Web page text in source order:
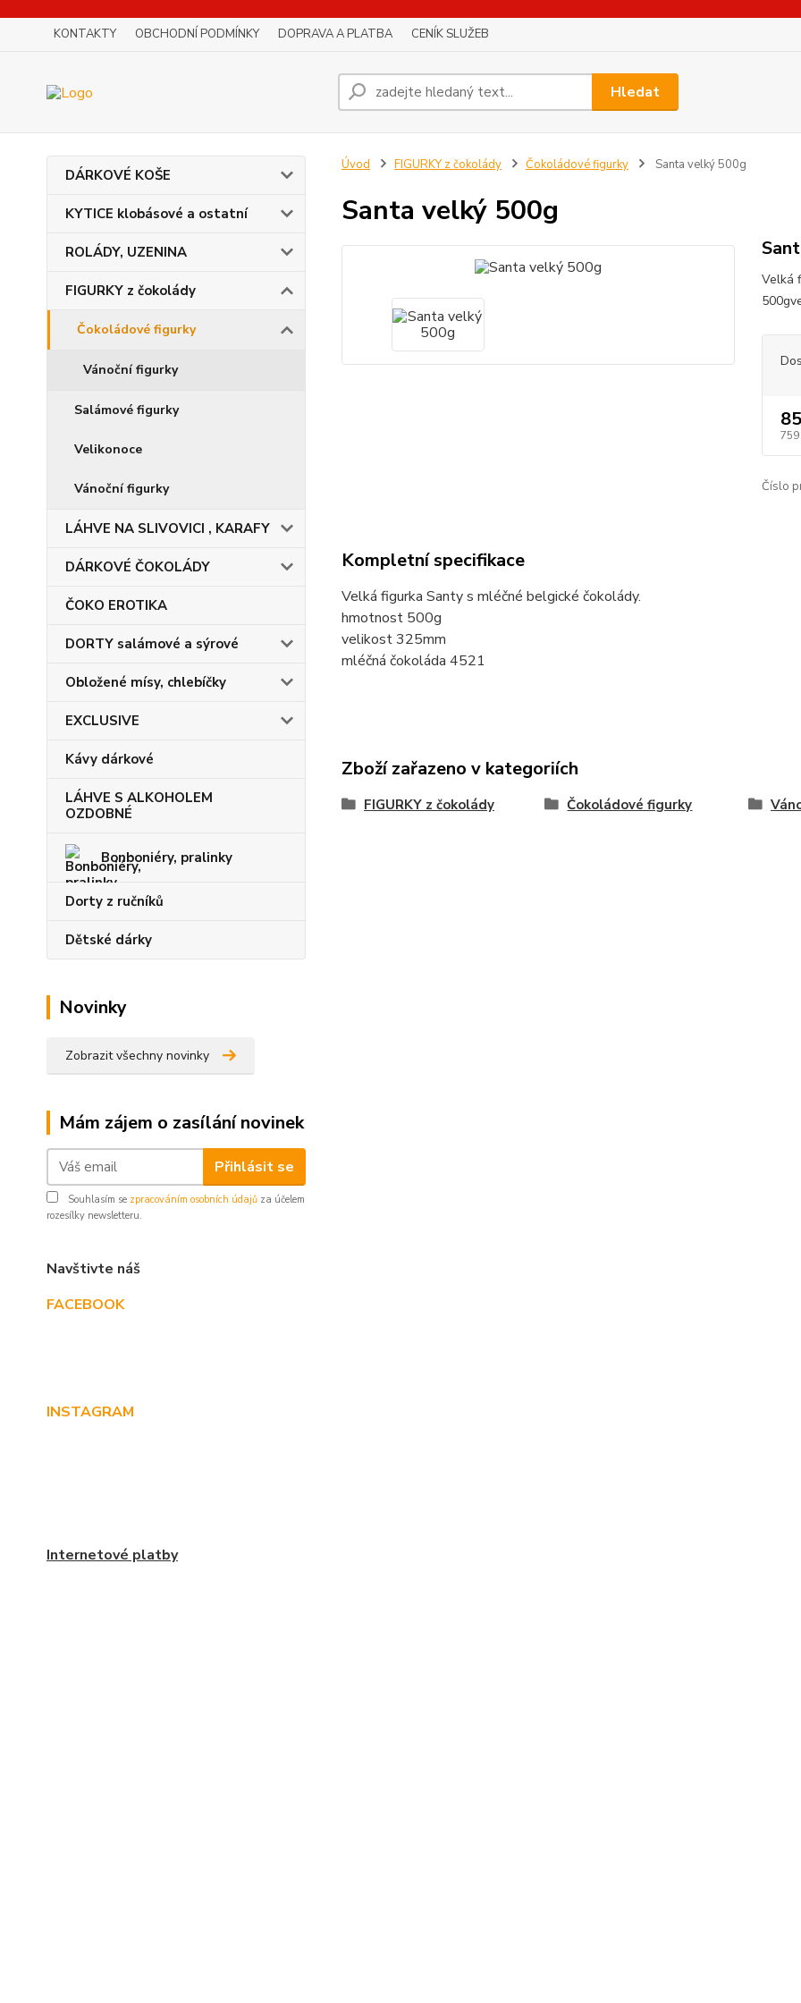
KONTAKTY OBCHODNÍ PODMÍNKY DOPRAVA A PLATBA CENÍK SLUŽEB
Hledat
DÁRKOVÉ KOŠE
KYTICE klobásové a ostatní
ROLÁDY, UZENINA
FIGURKY z čokolády
Čokoládové figurky
Vánoční figurky
Salámové figurky
Velikonoce
Vánoční figurky
LÁHVE NA SLIVOVICI , KARAFY
DÁRKOVÉ ČOKOLÁDY
ČOKO EROTIKA
DORTY salámové a sýrové
Obložené mísy, chlebíčky
EXCLUSIVE
Kávy dárkové
LÁHVE S ALKOHOLEM
OZDOBNÉ
Bonboniéry, pralinky
Dorty z ručníků
Dětské dárky
Novinky
Zobrazit všechny novinky
Mám zájem o zasílání novinek
Přihlásit se
Souhlasím se zpracováním osobních údajů za účelem
rozesílky newsletteru.
Navštivte náš
FACEBOOK
INSTAGRAM
Internetové platby
Úvod FIGURKY z čokolády Čokoládové figurky Santa velký 500g
Santa velký 500g
Velká
759
Číslo
Kompletní specifikace
Velká figurka Santy s mléčné belgické čokolády.
hmotnost 500g
velikost 325mm
mléčná čokoláda 4521
Zboží zařazeno v kategoriích
FIGURKY z čokolády Čokoládové figurky